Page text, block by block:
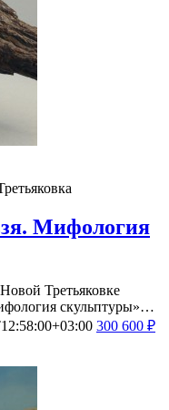
Мифология
Третьяковке
скульптуры»…
300 600 ₽